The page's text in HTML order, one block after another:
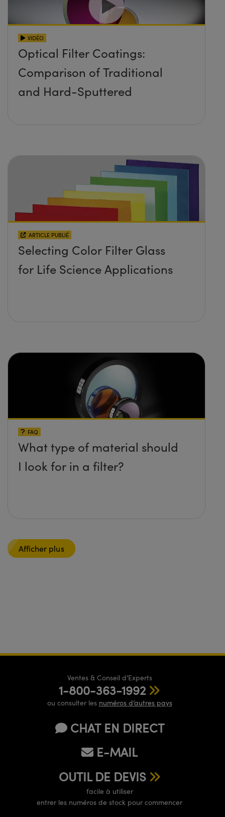
VIDÉO
Optical Filter Coatings:
Comparison of Traditional
and Hard-Sputtered
ARTICLE PUBLIÉ
Selecting Color Filter Glass
for Life Science Applications
FAQ
What type of material should
I look for in a filter?
Afficher plus
Ventes & Conseil d’Experts
1-800-363-1992
ou consulter les numéros d’autres pays
CHAT EN DIRECT
E-MAIL
OUTIL DE DEVIS
facile à utiliser
entrer les numéros de stock pour commencer